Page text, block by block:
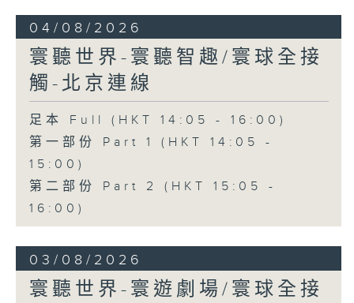
04/08/2026
寰聽世界-寰聽智趣/寰球全接
觸-北京連線
足本 Full (HKT 14:05 - 16:00)
第一部份 Part 1 (HKT 14:05 -
15:00)
第二部份 Part 2 (HKT 15:05 -
16:00)
03/08/2026
寰聽世界-寰遊劇場/寰球全接